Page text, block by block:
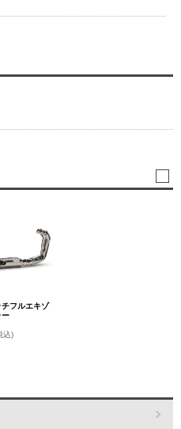
フルエキゾ
ー
込)